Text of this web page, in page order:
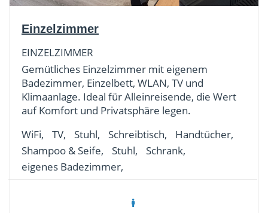
Einzelzimmer
EINZELZIMMER
Gemütliches Einzelzimmer mit eigenem
Badezimmer, Einzelbett, WLAN, TV und
Klimaanlage. Ideal für Alleinreisende, die Wert
auf Komfort und Privatsphäre legen.
WiFi,
TV, Stuhl, Schreibtisch,
Handtücher,
Shampoo & Seife,
Stuhl,
Schrank,
eigenes Badezimmer,